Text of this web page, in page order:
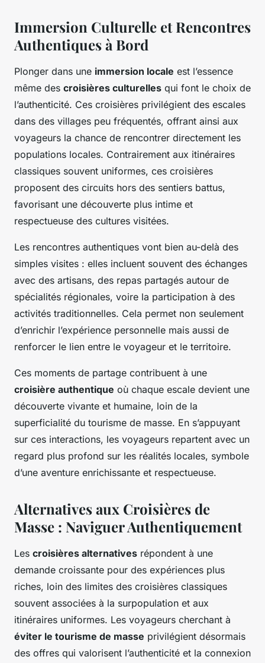
Immersion Culturelle et Rencontres
Authentiques à Bord
Plonger dans une immersion locale est l’essence
même des croisières culturelles qui font le choix de
l’authenticité. Ces croisières privilégient des escales
dans des villages peu fréquentés, offrant ainsi aux
voyageurs la chance de rencontrer directement les
populations locales. Contrairement aux itinéraires
classiques souvent uniformes, ces croisières
proposent des circuits hors des sentiers battus,
favorisant une découverte plus intime et
respectueuse des cultures visitées.
Les rencontres authentiques vont bien au-delà des
simples visites : elles incluent souvent des échanges
avec des artisans, des repas partagés autour de
spécialités régionales, voire la participation à des
activités traditionnelles. Cela permet non seulement
d’enrichir l’expérience personnelle mais aussi de
renforcer le lien entre le voyageur et le territoire.
Ces moments de partage contribuent à une
croisière authentique où chaque escale devient une
découverte vivante et humaine, loin de la
superficialité du tourisme de masse. En s’appuyant
sur ces interactions, les voyageurs repartent avec un
regard plus profond sur les réalités locales, symbole
d’une aventure enrichissante et respectueuse.
Alternatives aux Croisières de
Masse : Naviguer Authentiquement
Les croisières alternatives répondent à une
demande croissante pour des expériences plus
riches, loin des limites des croisières classiques
souvent associées à la surpopulation et aux
itinéraires uniformes. Les voyageurs cherchant à
éviter le tourisme de masse privilégient désormais
des offres qui valorisent l’authenticité et la connexion